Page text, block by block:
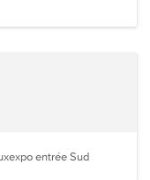
entrée Sud